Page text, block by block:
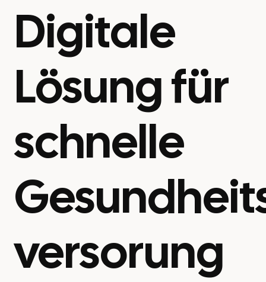
Digitale
Lösung für
schnelle
versorung